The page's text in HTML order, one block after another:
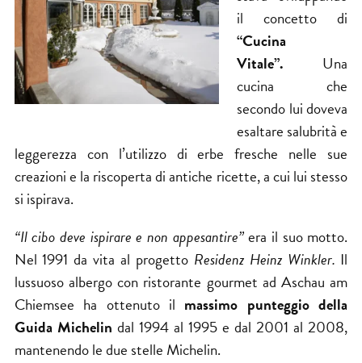
il concetto di
“Cucina
Vitale”. Una
cucina che
secondo lui doveva
esaltare salubrità e
leggerezza con l’utilizzo di erbe fresche nelle sue
creazioni e la riscoperta di antiche ricette, a cui lui stesso
si ispirava.
“Il cibo deve ispirare e non appesantire”era il suo motto.
Nel 1991 da vita al progetto Residenz Heinz Winkler. Il
lussuoso albergo con ristorante gourmet ad Aschau am
Chiemsee ha ottenuto il massimo punteggio della
Guida Michelin dal 1994 al 1995 e dal 2001 al 2008,
mantenendo le due stelle Michelin.